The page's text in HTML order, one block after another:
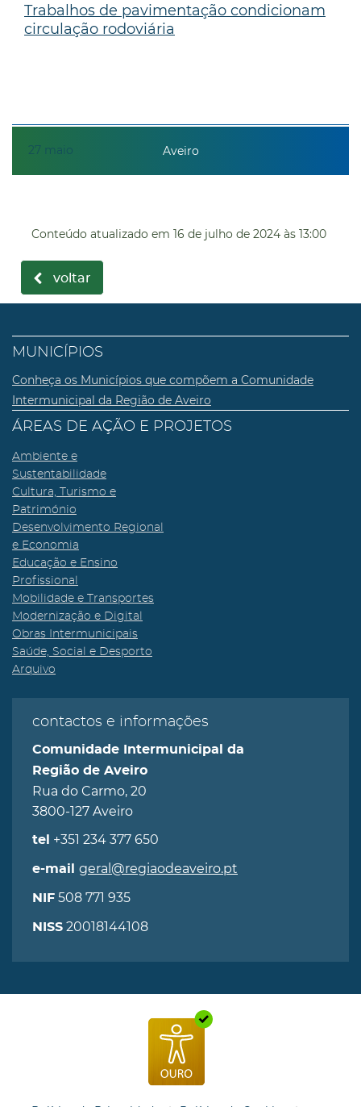
27 maio
Trabalhos de pavimentação condicionam
circulação rodoviária
Aveiro
Conteúdo atualizado em 16 de julho de 2024 às 13:00
voltar
MUNICÍPIOS
Conheça os Municípios que compõem a Comunidade
Intermunicipal da Região de Aveiro
ÁREAS DE AÇÃO E PROJETOS
Ambiente e
Sustentabilidade
Cultura, Turismo e
Património
Desenvolvimento Regional
e Economia
Educação e Ensino
Profissional
Mobilidade e Transportes
Modernização e Digital
Obras Intermunicipais
Saúde, Social e Desporto
Arquivo
contactos e informações
Comunidade Intermunicipal da
Região de Aveiro
Rua do Carmo, 20
3800-127 Aveiro
tel +351 234 377 650
e-mail geral@regiaodeaveiro.pt
NIF 508 771 935
NISS 20018144108